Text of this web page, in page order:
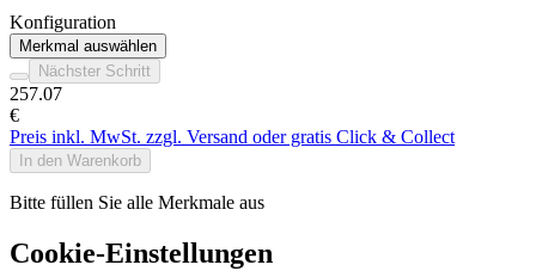
Konfiguration
Merkmal auswählen
Nächster Schritt
257.07
€
Preis inkl. MwSt. zzgl. Versand oder gratis Click & Collect
In den Warenkorb
Bitte füllen Sie alle Merkmale aus
Cookie-Einstellungen